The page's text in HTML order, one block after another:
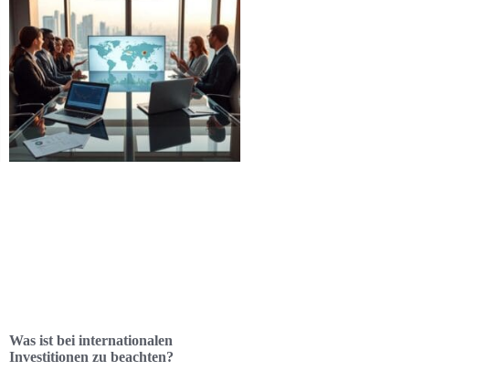
Was ist bei internationalen
Investitionen zu beachten?